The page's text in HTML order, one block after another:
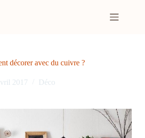
décorer avec du cuivre ?
2017 Déco